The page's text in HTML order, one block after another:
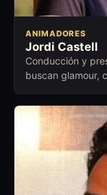
ANIMADORES
Jordi Castell
Conducción y
buscan glamour,